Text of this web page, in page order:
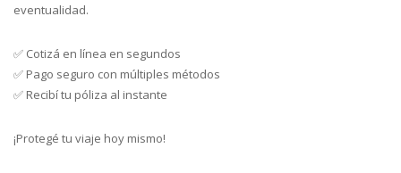
eventualidad.
✅ Cotizá en línea en segundos
✅ Pago seguro con múltiples métodos
✅ Recibí tu póliza al instante
¡Protegé tu viaje hoy mismo!